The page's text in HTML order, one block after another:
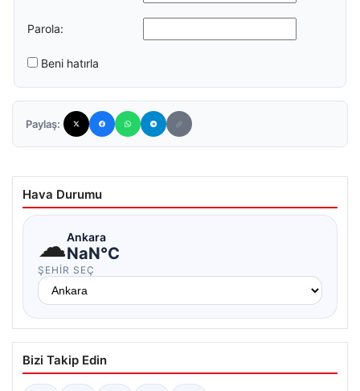
Parola:
Beni hatırla
Paylaş:
Hava Durumu
☁Ankara
NaN°C
ŞEHIR SEÇ
Bizi Takip Edin